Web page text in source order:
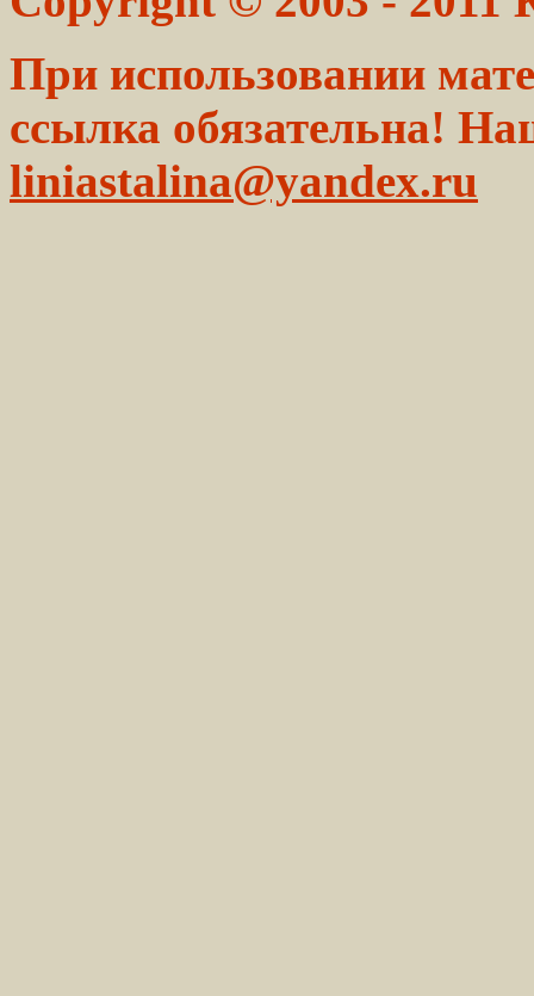
При использовании
ссылка обязательна!
liniastalina@yandex.ru